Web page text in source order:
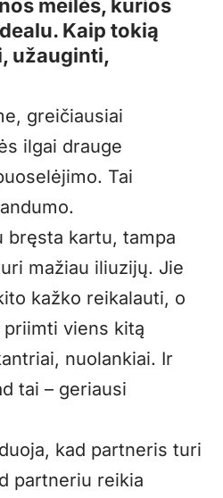
meilės, kurios
Kaip tokią
užauginti,
greičiausiai
ilgai drauge
Tai
bręsta kartu, tampa
mažiau iliuzijų. Jie
kažko reikalauti, o
viens kitą
nuolankiai. Ir
tai – geriausi
kad partneris turi
partneriu reikia